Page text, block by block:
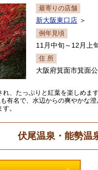
最寄りの店舗
新大阪東口店 ＞
例年見頃
11月中旬～12月上
住 所
大阪府箕面市箕面
れ、たっぷりと紅葉を楽しめま
有名で、水辺からの爽やかな
。
伏尾温泉・能勢温